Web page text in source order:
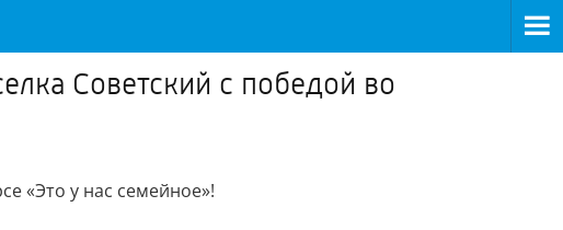
Советский с победой во
«Это у нас семейное»!